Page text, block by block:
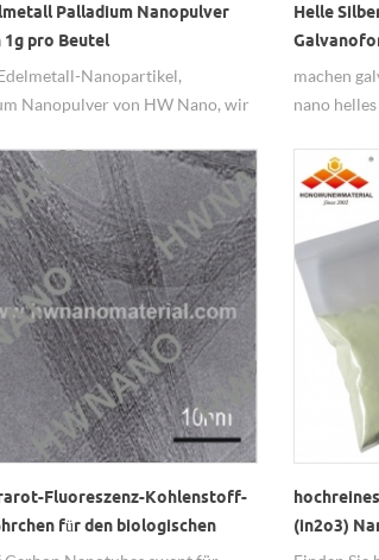
Palladium Nanopulver
1g pro Beutel
Nanopartikel,
Nanopulver von HW Nano, wir
Helle
machen
nano
mehrere
Fluoreszenz-Kohlenstoff-
für den biologischen
(in2o3)